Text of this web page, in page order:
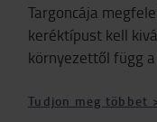
Targoncája
keréktípust kell
környezettől függ
Tudjon meg többet